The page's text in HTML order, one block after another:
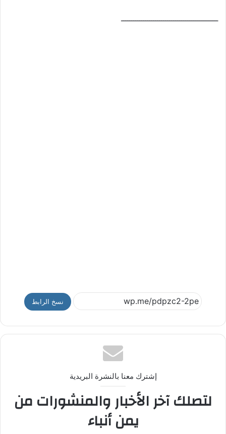
ــــــــــــــــــــــــــــــــــــــــــــــــ
نسخ الرابط
إشترك معنا بالنشرة البريدية
لتصلك آخر الأخبار والمنشورات من
يمن أنباء